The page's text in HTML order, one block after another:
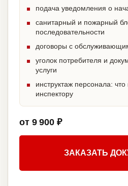
подача уведомления о
санитарный и пожарный
последовательности
договоры с
уголок потребителя и
услуги
инструктаж персонала: что
инспектору
от 9 900 ₽
ЗАКАЗАТЬ